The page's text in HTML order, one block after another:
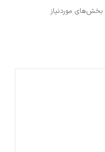
بخش‌های موردنیاز